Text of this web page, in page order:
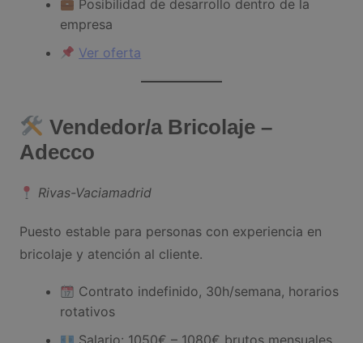
Posibilidad de desarrollo dentro de la
empresa
Ver oferta
Vendedor/a Bricolaje –
Adecco
Rivas-Vaciamadrid
Puesto estable para personas con experiencia en
bricolaje y atención al cliente.
Contrato indefinido, 30h/semana, horarios
rotativos